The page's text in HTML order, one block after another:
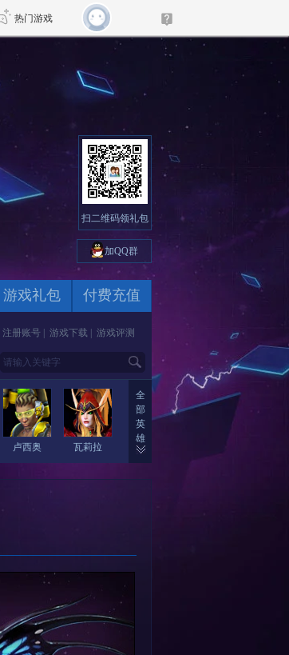
热门游戏
新天龙八部
新仙侠5
扫二维码领礼包
加QQ群
游戏礼包 付费充值
注册账号 游戏下载 游戏评测
全
部
英
雄
卢西奥 瓦莉拉